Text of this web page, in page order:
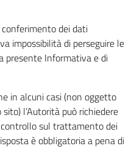
dei dati
impossibilità di perseguire le
presente Informativa e di
in alcuni casi (non oggetto
l’Autorità può richiedere
sul trattamento dei
è obbligatoria a pena di